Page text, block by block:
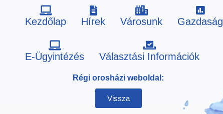
Kezdőlap Hírek Városunk Gazdaság
E-Ügyintézés Választási Információk
Régi orosházi weboldal:
Vissza